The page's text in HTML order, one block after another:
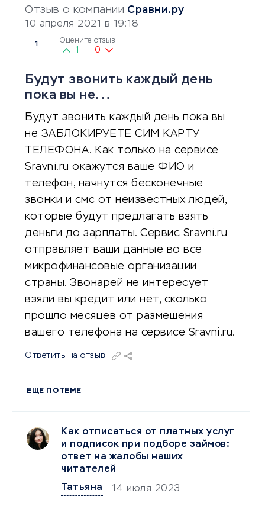
Отзыв о компании Сравни.ру
10 апреля 2021 в 19:18
1 Оцените отзыв
1 0
Будут звонить каждый день
пока вы не...
Будут звонить каждый день пока вы
не ЗАБЛОКИРУЕТЕ СИМ КАРТУ
ТЕЛЕФОНА. Как только на сервисе
Sravni.ru окажутся ваше ФИО и
телефон, начнутся бесконечные
звонки и смс от неизвестных людей,
которые будут предлагать взять
деньги до зарплаты. Сервис Sravni.ru
отправляет ваши данные во все
микрофинансовые организации
страны. Звонарей не интересует
взяли вы кредит или нет, сколько
прошло месяцев от размещения
вашего телефона на сервисе Sravni.ru.
Ответить на отзыв
ЕЩЕ ПО ТЕМЕ
Как отписаться от платных услуг
и подписок при подборе займов:
ответ на жалобы наших
читателей
Татьяна
14 июля 2023